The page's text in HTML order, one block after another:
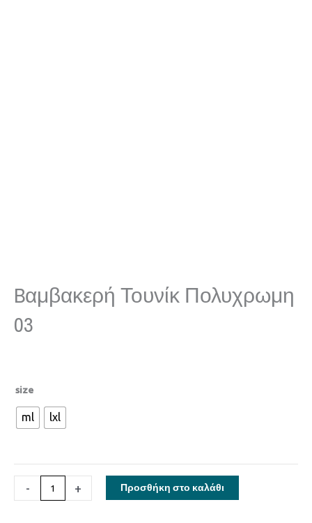
Bαμβακερή Τουνίκ Πολυχρωμη
03
size
ml lxl
-
Bαμβακερή
τουνίκ
πολυχρωμη
+ Προσθήκη στο καλάθι